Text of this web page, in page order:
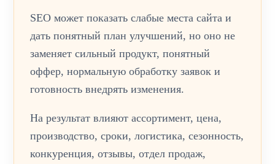
SEO может показать слабые места сайта и
дать понятный план улучшений, но оно не
заменяет сильный продукт, понятный
оффер, нормальную обработку заявок и
готовность внедрять изменения.
На результат влияют ассортимент, цена,
производство, сроки, логистика, сезонность,
конкуренция, отзывы, отдел продаж,